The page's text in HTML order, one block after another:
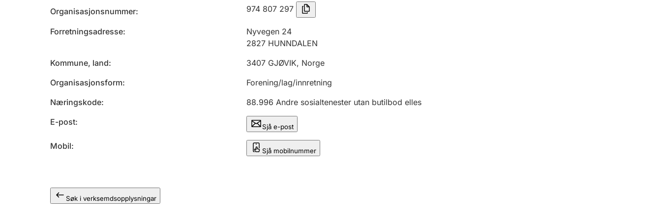
Organisasjonsnummer 974 807 297
Forretningsadresse
Nyvegen 24
2827 HUNNDALEN
Kommune, land
3407 GJØVIK, Norge
Organisasjonsform
Forening/lag/innretning
Næringskode
88.996 Andre sosialtenester utan butilbod elles
E-post
Sjå e-post
Mobil Sjå mobilnummer
Søk i verksemdsopplysningar